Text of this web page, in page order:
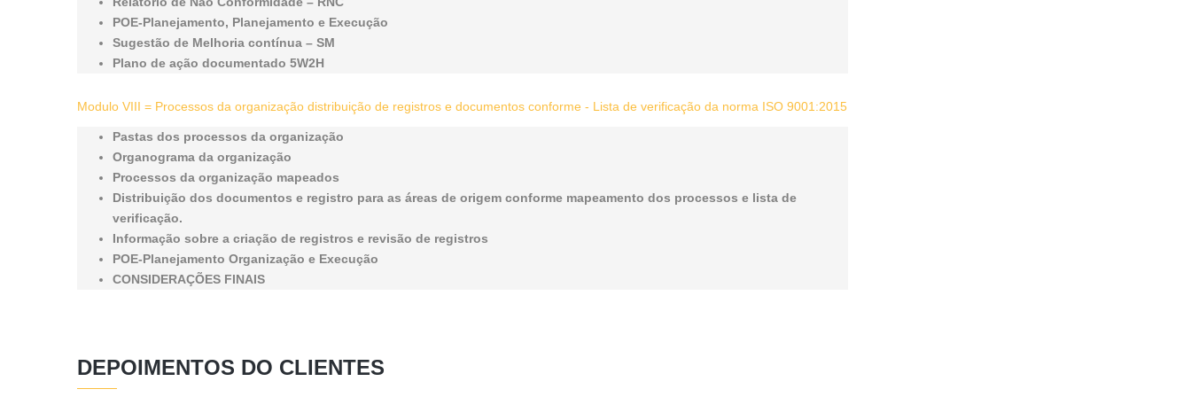
POE-Planejamento, Planejamento e Execução
Sugestão de Melhoria contínua – SM
Plano de ação documentado 5W2H
Modulo VIII = Processos da organização distribuição de registros e documentos conforme - Lista de verificação da norma ISO 9001:2015
Pastas dos processos da organização
Organograma da organização
Processos da organização mapeados
Distribuição dos documentos e registro para as áreas de origem conforme mapeamento dos processos e lista de
verificação.
Informação sobre a criação de registros e revisão de registros
POE-Planejamento Organização e Execução
CONSIDERAÇÕES FINAIS
DEPOIMENTOS DO CLIENTES